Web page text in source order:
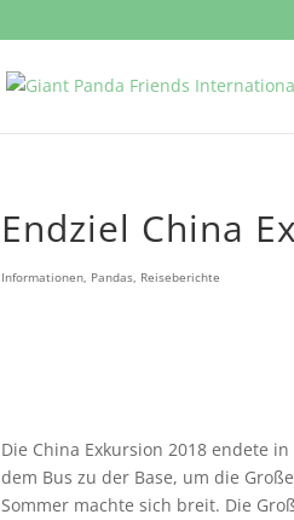
Endziel China
Informationen, Pandas, Reiseberichte
Die China Exkursion 2018 endete
dem Bus zu der Base, um die
Sommer machte sich breit. Die